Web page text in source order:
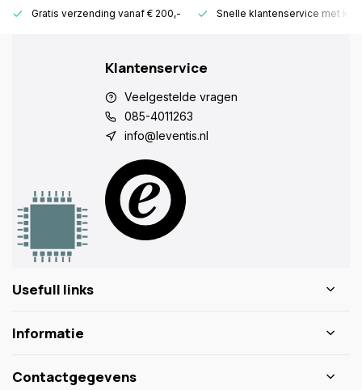
Gratis verzending vanaf € 200,- Snelle klantenservice met
Klantenservice
Veelgestelde vragen
085-4011263
info@leventis.nl
Usefull links
Informatie
Contactgegevens